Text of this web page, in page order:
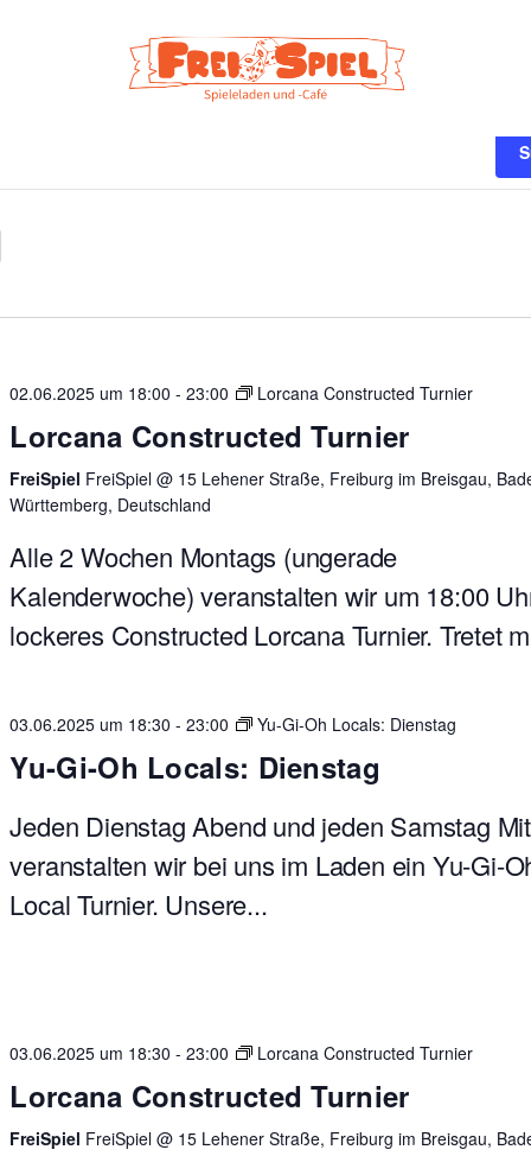
02.06.2025 um 18:00 -23:00 Lorcana Constructed Turnier
Lorcana Constructed Turnier
FreiSpiel FreiSpiel @ 15 Lehener Straße, Freiburg im Breisgau,
Württemberg, Deutschland
Alle 2 Wochen Montags (ungerade
Kalenderwoche) veranstalten wir um 18:00
lockeres Constructed Lorcana Turnier. Tretet
03.06.2025 um 18:30 -23:00 Yu-Gi-Oh Locals: Dienstag
Yu-Gi-Oh Locals: Dienstag
Jeden Dienstag Abend und jeden Samstag
veranstalten wir bei uns im Laden ein Yu-Gi-
Local Turnier. Unsere...
03.06.2025 um 18:30 -23:00 Lorcana Constructed Turnier
Lorcana Constructed Turnier
FreiSpiel FreiSpiel @ 15 Lehener Straße, Freiburg im Breisgau,